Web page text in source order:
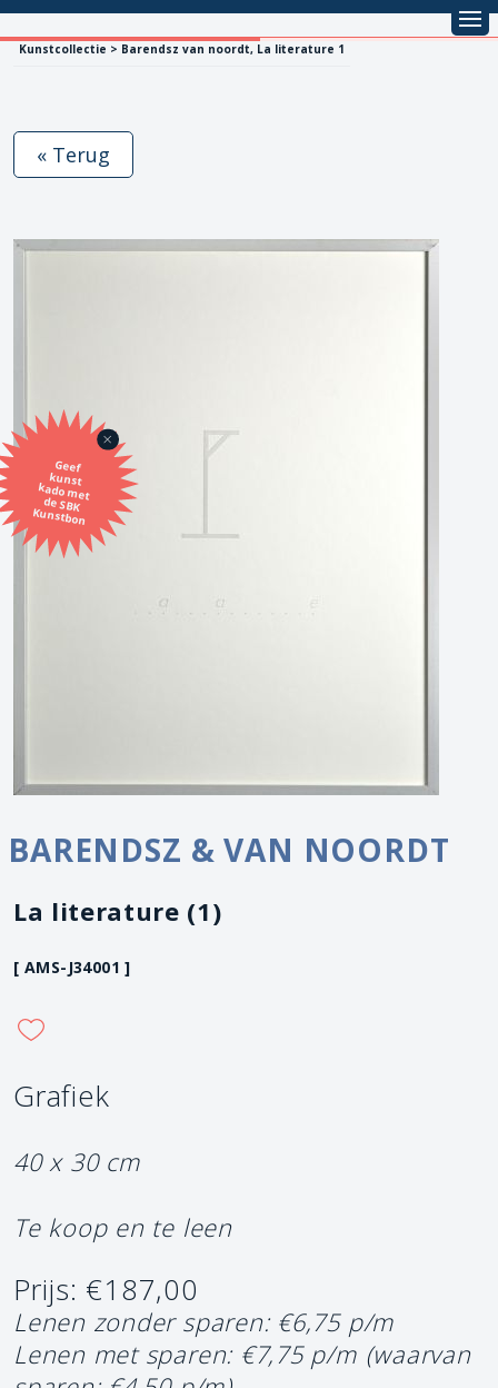
Kunstcollectie > Barendsz van noordt, La literature 1
Geef
kunst
kado met
de SBK
Kunstbon
« Terug
BARENDSZ & VAN NOORDT
La literature (1)
[ AMS-J34001 ]
Grafiek
40 x 30 cm
Te koop en te leen
Prijs: €187,00
Lenen zonder sparen: €6,75 p/m
Lenen met sparen: €7,75 p/m (waarvan